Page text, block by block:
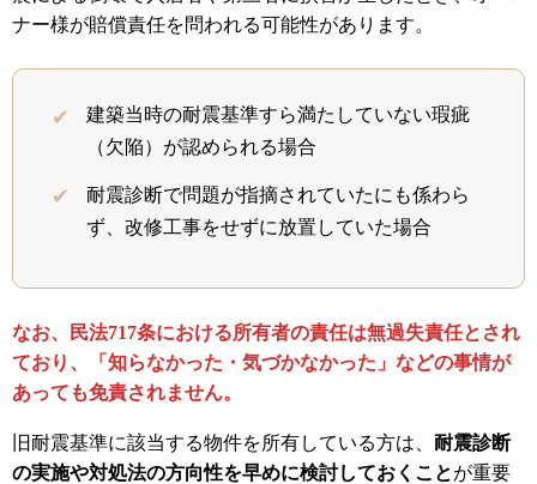
ナー様が賠償責任を問われる可能性があります。
建築当時の耐震基準すら満たしていない瑕疵
（欠陥）が認められる場合
耐震診断で問題が指摘されていたにも係わら
ず、改修工事をせずに放置していた場合
なお、民法717条における所有者の責任は無過失責任とされ
ており、「知らなかった・気づかなかった」などの事情が
あっても免責されません。
旧耐震基準に該当する物件を所有している方は、 耐震診断
の実施や対処法の方向性を早めに検討しておくことが重要